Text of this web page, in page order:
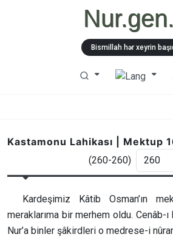
Bismillah hər xeyrin
Kastamonu Lahikası | Mektup
(260-260)
Kardeşimiz Kâtib Osman’ın
meraklarıma bir merhem oldu. Cenâb-
Nur’a binler şâkirdleri o medrese-i